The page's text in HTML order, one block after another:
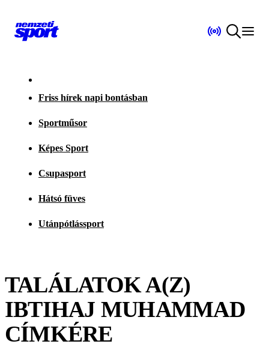
Friss hírek napi bontásban
Sportműsor
Képes Sport
Csupasport
Hátsó füves
Utánpótlássport
TALÁLATOK A(Z)
IBTIHAJ MUHAMMAD
CÍMKÉRE